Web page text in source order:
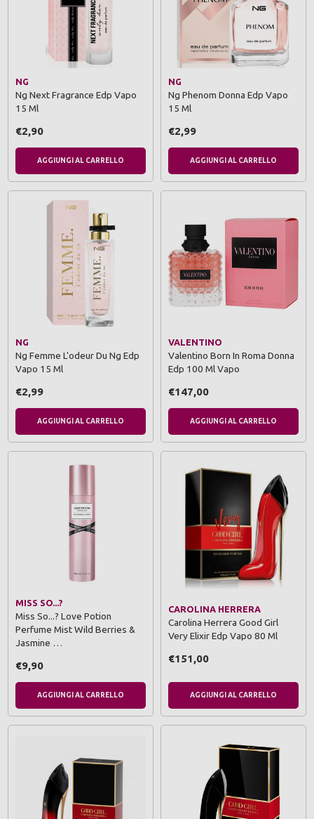
NG
Ng Next Fragrance Edp Vapo
15 Ml
€2,90
AGGIUNGI AL CARRELLO
NG
Ng Phenom Donna Edp Vapo
15 Ml
€2,99
AGGIUNGI AL CARRELLO
NG
Ng Femme L'odeur Du Ng Edp
Vapo 15 Ml
€2,99
AGGIUNGI AL CARRELLO
VALENTINO
Valentino Born In Roma Donna
Edp 100 Ml Vapo
€147,00
AGGIUNGI AL CARRELLO
MISS SO...?
Miss So...? Love Potion
Perfume Mist Wild Berries &
Jasmine …
€9,90
AGGIUNGI AL CARRELLO
CAROLINA HERRERA
Carolina Herrera Good Girl
Very Elixir Edp Vapo 80 Ml
€151,00
AGGIUNGI AL CARRELLO